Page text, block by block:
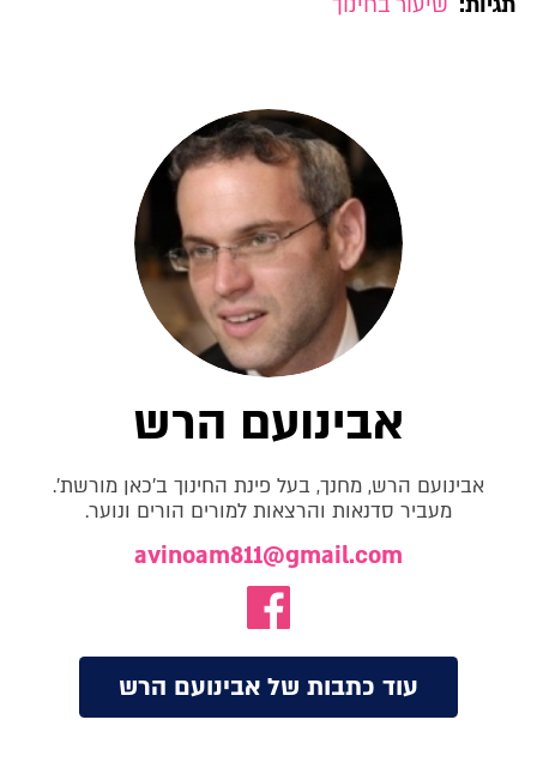
אבינועם הרש
אבינועם הרש, מחנך, בעל פינת החינוך ב'כאן מורשת'.
מעביר סדנאות והרצאות למורים הורים ונוער.
avinoam811@gmail.com
עוד כתבות של אבינועם הרש